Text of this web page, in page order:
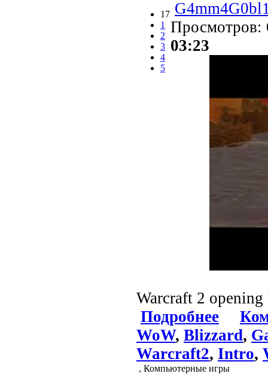
17
1
2
3
4
5
Просмотров:
03:23
Warcraft 2
Подробнее
WoW, Blizzard,
Warcraft2, Intro,
, Компьютерные игры